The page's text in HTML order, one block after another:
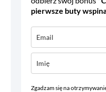
pierwsze buty
Zgadzam się na